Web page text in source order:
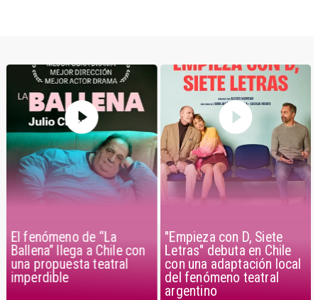
El fenómeno de “La
Ballena” llega a Chile con
una propuesta teatral
imperdible
"Empieza con D, Siete
Letras" debuta en Chile
con una adaptación local
del fenómeno teatral
argentino